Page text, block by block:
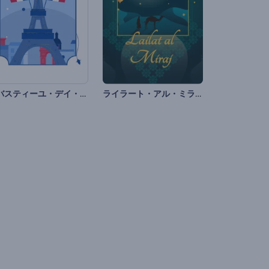
「バスティーユ・デイ・リール」のセット ライラート・アル・ミラージのアニメーション